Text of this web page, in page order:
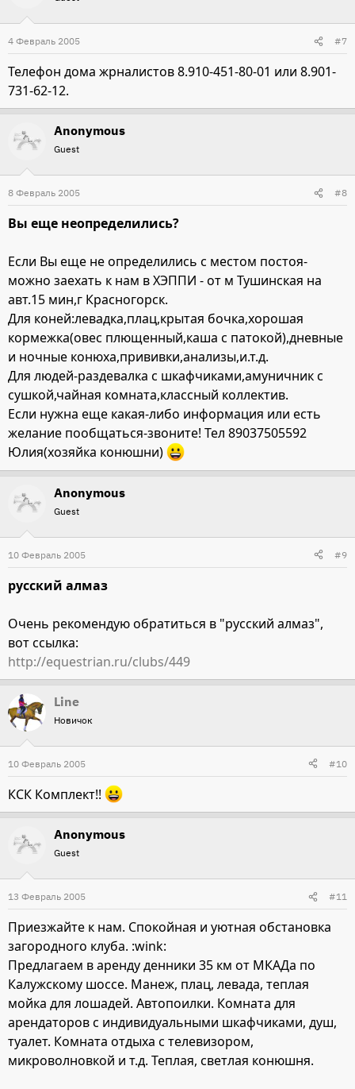
4 Февраль 2005 #7
Телефон дома жрналистов 8.910-451-80-01 или 8.901-
731-62-12.
Anonymous
Guest
8 Февраль 2005 #8
Вы еще неопределились?
Если Вы еще не определились с местом постоя-
можно заехать к нам в ХЭППИ - от м Тушинская на
авт.15 мин,г Красногорск.
Для коней:левадка,плац,крытая бочка,хорошая
кормежка(овес плющенный,каша с патокой),дневные
и ночные конюха,прививки,анализы,и.т.д.
Для людей-раздевалка с шкафчиками,амуничник с
сушкой,чайная комната,классный коллектив.
Если нужна еще какая-либо информация или есть
желание пообщаться-звоните! Тел 89037505592
Юлия(хозяйка конюшни)
Anonymous
Guest
10 Февраль 2005 #9
русский алмаз
Очень рекомендую обратиться в "русский алмаз",
вот ссылка:
http://equestrian.ru/clubs/449
Line
Новичок
10 Февраль 2005 #10
КСК Комплект!!
Anonymous
Guest
13 Февраль 2005 #11
Приезжайте к нам. Спокойная и уютная обстановка
загородного клуба. :wink:
Предлагаем в аренду денники 35 км от МКАДа по
Калужскому шоссе. Манеж, плац, левада, теплая
мойка для лошадей. Автопоилки. Комната для
арендаторов с индивидуальными шкафчиками, душ,
туалет. Комната отдыха с телевизором,
микроволновкой и т.д. Теплая, светлая конюшня.